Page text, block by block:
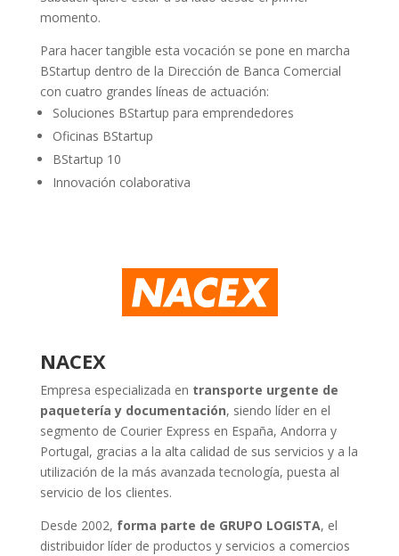
momento.
Para hacer tangible esta vocación se pone en marcha
BStartup dentro de la Dirección de Banca Comercial
con cuatro grandes líneas de actuación:
Soluciones BStartup para emprendedores
Oficinas BStartup
BStartup 10
Innovación colaborativa
NACEX
Empresa especializada en transporte urgente de
paquetería y documentación, siendo líder en el
segmento de Courier Express en España, Andorra y
Portugal, gracias a la alta calidad de sus servicios y a la
utilización de la más avanzada tecnología, puesta al
servicio de los clientes.
Desde 2002, forma parte de GRUPO LOGISTA, el
distribuidor líder de productos y servicios a comercios